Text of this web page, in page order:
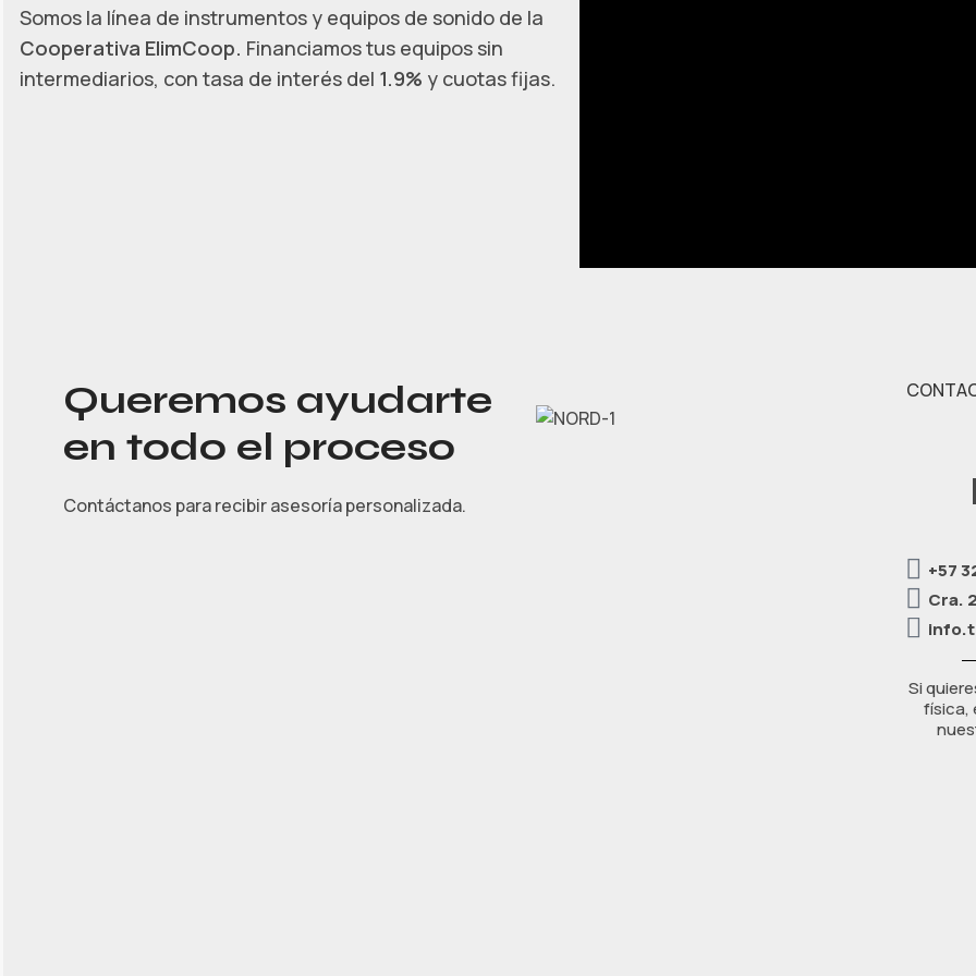
Somos la línea de instrumentos y equipos de sonido de la
Cooperativa ElimCoop. Financiamos tus equipos sin
intermediarios, con tasa de interés del 1.9% y cuotas fijas.
Queremos ayudarte
en todo el proceso
Contáctanos para recibir asesoría personalizada.
+57
Cra.
Si
física,